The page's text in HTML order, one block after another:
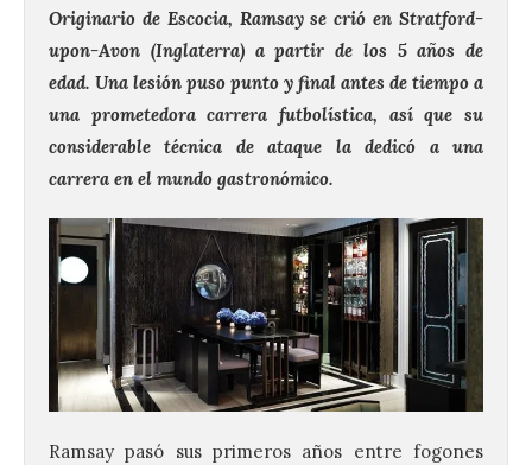
Originario de Escocia, Ramsay se crió en Stratford-
upon-Avon (Inglaterra) a partir de los 5 años de
edad. Una lesión puso punto y final antes de tiempo a
una prometedora carrera futbolística, así que su
considerable técnica de ataque la dedicó a una
carrera en el mundo gastronómico.
Ramsay pasó sus primeros años entre fogones